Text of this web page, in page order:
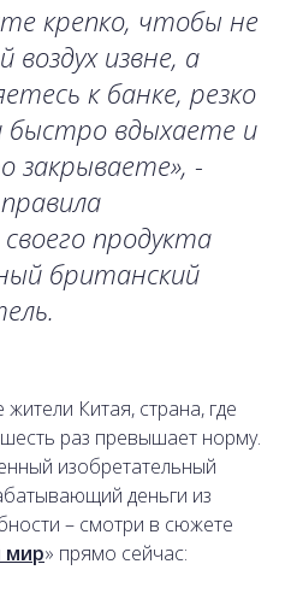
крепко, чтобы не
воздух извне, а
к банке, резко
вдыхаете и
закрываете», -
продукта
британский
Китая, страна, где
раз превышает норму.
изобретательный
деньги из
– смотри в сюжете
мир» прямо сейчас: